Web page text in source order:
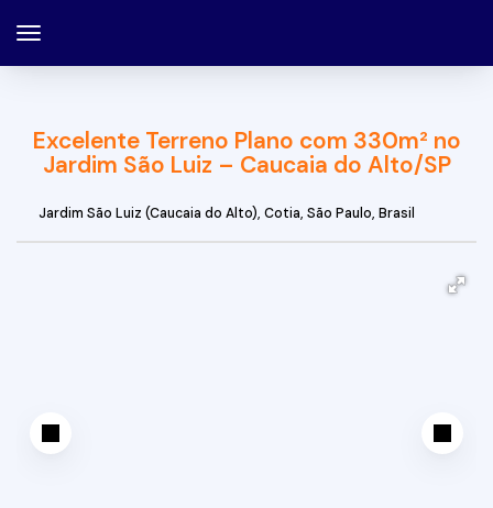
Excelente Terreno Plano com 330m² no
Jardim São Luiz – Caucaia do Alto/SP
Jardim São Luiz (Caucaia do Alto), Cotia, São Paulo, Brasil